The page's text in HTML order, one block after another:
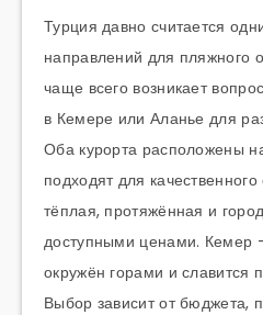
Турция давно считается
направлений для пляжного
чаще всего возникает
в Кемере или Аланье для
Оба курорта расположены
подходят для
тёплая, протяжённая и
доступными ценами. Кемер
окружён горами и славится
Выбор зависит от бюджета,